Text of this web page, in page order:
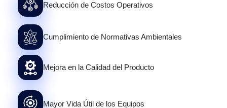
Reducción de Costos Operativos
Cumplimiento de Normativas Ambientales
Mejora en la Calidad del Producto
Mayor Vida Útil de los Equipos